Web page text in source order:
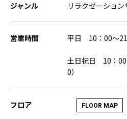
ジャンル リラクゼーション
営業時間 平日 10：00～21
土日祝日 10：00
0）
フロア FLOOR MAP